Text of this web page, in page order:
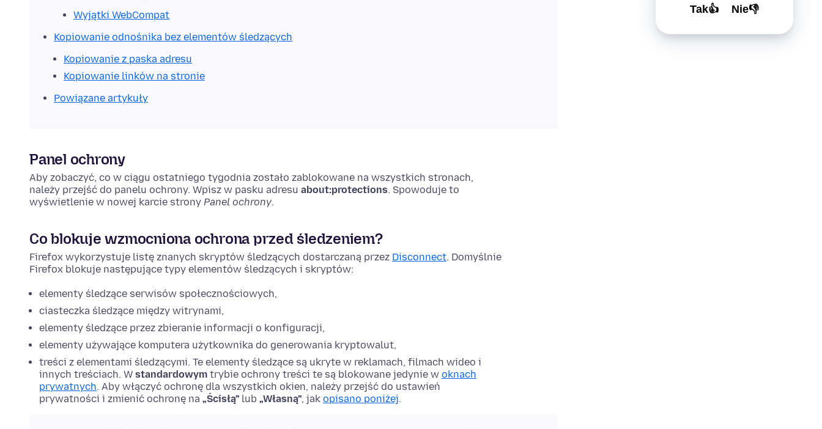
Tak👍 Nie👎
Wyjątki WebCompat
Kopiowanie odnośnika bez elementów śledzących
Kopiowanie z paska adresu
Kopiowanie linków na stronie
Powiązane artykuły
Panel ochrony
Aby zobaczyć, co w ciągu ostatniego tygodnia zostało zablokowane na wszystkich stronach,
należy przejść do panelu ochrony. Wpisz w pasku adresu about:protections. Spowoduje to
wyświetlenie w nowej karcie strony Panel ochrony.
Co blokuje wzmocniona ochrona przed śledzeniem?
Firefox wykorzystuje listę znanych skryptów śledzących dostarczaną przez Disconnect. Domyślnie
Firefox blokuje następujące typy elementów śledzących i skryptów:
elementy śledzące serwisów społecznościowych,
ciasteczka śledzące między witrynami,
elementy śledzące przez zbieranie informacji o konfiguracji,
elementy używające komputera użytkownika do generowania kryptowalut,
treści z elementami śledzącymi. Te elementy śledzące są ukryte w reklamach, filmach wideo i
innych treściach. W standardowym trybie ochrony treści te są blokowane jedynie w oknach
prywatnych. Aby włączyć ochronę dla wszystkich okien, należy przejść do ustawień
prywatności i zmienić ochronę na „Ścisłą” lub „Własną”, jak opisano poniżej.